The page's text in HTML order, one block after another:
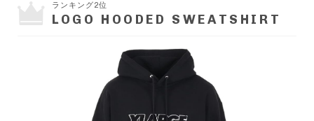
ランキング2位
LOGO HOODED SWEATSHIRT